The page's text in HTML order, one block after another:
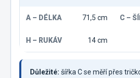
71,5 cm
14 cm
Důležité: šířka C se měří přes